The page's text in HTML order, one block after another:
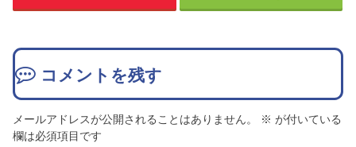
コメントを残す
メールアドレスが公開されることはありません。 ※ が付いている
欄は必須項目です